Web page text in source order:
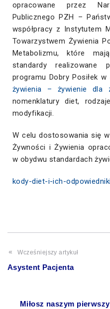
opracowane przez
Publicznego PZH –
współpracy z Instytutem
Towarzystwem Żywienia
Metabolizmu, które
standardy
programu Dobry Posiłek
żywienia – żywienie dla
nomenklatury diet,
modyfikacji.
W celu dostosowania się
Żywności i Żywienia
w obydwu standardach
kody-diet-i-ich-
Wcześniejszy artykuł
Asystent Pacjenta
Miłosz naszym